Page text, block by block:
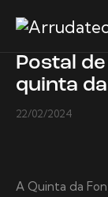
Postal
quinta da
22/02/2024
A Quinta da